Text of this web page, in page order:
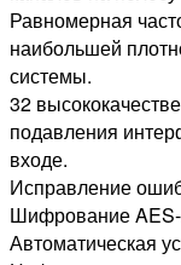
Равномерная
наибольшей
системы.
32
подавления
входе.
Исправление
Шифрование
Автоматическая